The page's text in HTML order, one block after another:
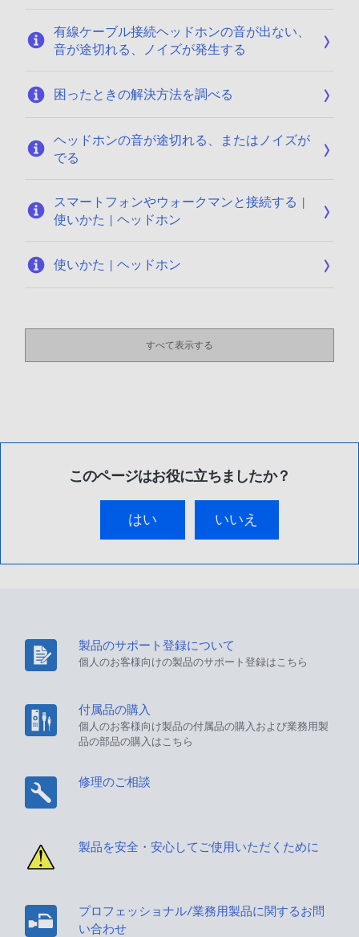
0
2
有線ケーブル接続ヘッドホンの音が出ない、
音が途切れる、ノイズが発生する
困ったときの解決方法を調べる
ヘッドホンの音が途切れる、またはノイズが
でる
スマートフォンやウォークマンと接続する |
使いかた | ヘッドホン
使いかた | ヘッドホン
すべて表示する
このページはお役に立ちましたか？
はい いいえ
製品のサポート登録について
個人のお客様向けの製品のサポート登録はこちら
付属品の購入
個人のお客様向け製品の付属品の購入および業務用製
品の部品の購入はこちら
修理のご相談
製品を安全・安心してご使用いただくために
プロフェッショナル/業務用製品に関するお問
い合わせ